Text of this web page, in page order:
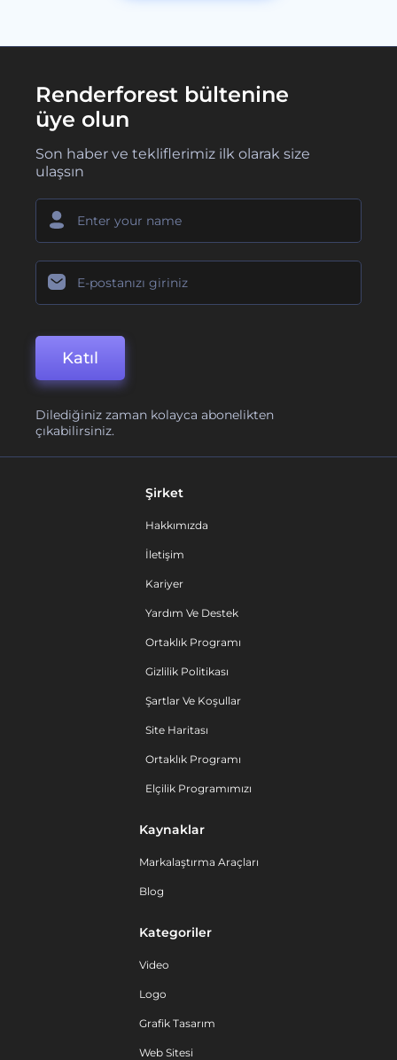
Renderforest bültenine
üye olun
Son haber ve tekliflerimiz ilk olarak size
ulaşsın
Katıl
Dilediğiniz zaman kolayca abonelikten
çıkabilirsiniz.
Şirket
Hakkımızda
İletişim
Kariyer
Yardım Ve Destek
Ortaklık Programı
Gizlilik Politikası
Şartlar Ve Koşullar
Site Haritası
Ortaklık Programı
Elçilik Programımızı
Kaynaklar
Markalaştırma Araçları
Blog
Kategoriler
Video
Logo
Grafik Tasarım
Web Sitesi